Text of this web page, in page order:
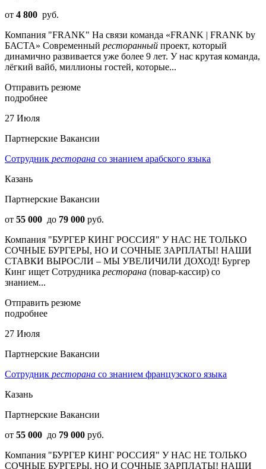
от 4 800 руб.
Компания "FRANK" На связи команда «FRANK | FRANK by
БАСТА» Современный ресторанный проект, который
динамично развивается уже более 9 лет. У нас крутая команда,
лёгкий вайб, миллионы гостей, которые...
Отправить резюме
подробнее
27 Июля
Партнерские Вакансии
Сотрудник ресторана со знанием арабского языка
Казань
Партнерские Вакансии
от 55 000 до 79 000 руб.
Компания "БУРГЕР КИНГ РОССИЯ" У НАС НЕ ТОЛЬКО
СОЧНЫЕ БУРГЕРЫ, НО И СОЧНЫЕ ЗАРПЛАТЫ! НАШИ
СТАВКИ ВЫРОСЛИ – МЫ УВЕЛИЧИЛИ ДОХОД! Бургер
Кинг ищет Сотрудника ресторана (повар-кассир) со
знанием...
Отправить резюме
подробнее
27 Июля
Партнерские Вакансии
Сотрудник ресторана со знанием французского языка
Казань
Партнерские Вакансии
от 55 000 до 79 000 руб.
Компания "БУРГЕР КИНГ РОССИЯ" У НАС НЕ ТОЛЬКО
СОЧНЫЕ БУРГЕРЫ, НО И СОЧНЫЕ ЗАРПЛАТЫ! НАШИ